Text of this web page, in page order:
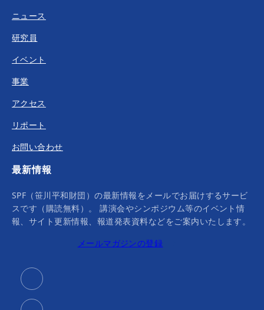
ニュース
研究員
イベント
事業
アクセス
リポート
お問い合わせ
最新情報
SPF（笹川平和財団）の最新情報をメールでお届けするサービ
スです（購読無料）。 講演会やシンポジウム等のイベント情
報、サイト更新情報、報道発表資料などをご案内いたします。
メールマガジンの登録